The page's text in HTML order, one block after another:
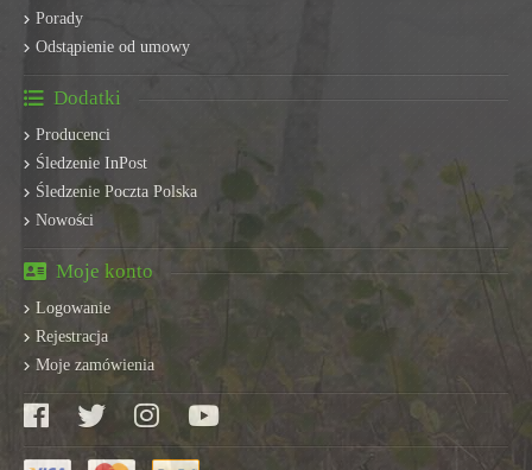
Porady
Odstąpienie od umowy
Dodatki
Producenci
Śledzenie InPost
Śledzenie Poczta Polska
Nowości
Moje konto
Logowanie
Rejestracja
Moje zamówienia